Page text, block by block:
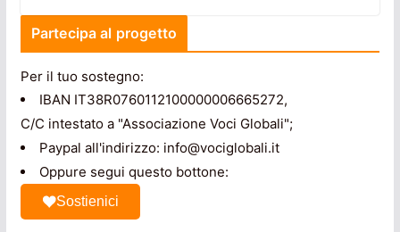
Partecipa al progetto
Per il tuo sostegno:
IBAN IT38R0760112100000006665272,
C/C intestato a "Associazione Voci Globali";
Paypal all'indirizzo: info@vociglobali.it
Oppure segui questo bottone:
Sostienici